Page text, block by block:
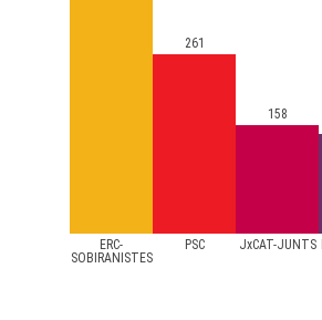
ERC-
SOBIRANISTES
PSC JxCAT-JUNTS
261
158